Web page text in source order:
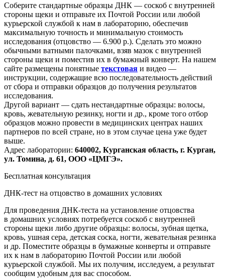
Соберите стандартные образцы ДНК — соскоб с внутренней
стороны щеки и отправьте их Почтой России или любой
курьерской службой к нам в лабораторию, обеспечив
максимальную точность и минимальную стоимость
исследования (отцовство — 6.900 р.). Сделать это можно
обычными ватными палочками, взяв мазок с внутренней
стороны щеки и поместив их в бумажный конверт. На нашем
сайте размещены понятные текстовая и видео —
инструкции, содержащие всю последовательность действий
от сбора и отправки образцов до получения результатов
исследования.
Другой вариант — сдать нестандартные образцы: волосы,
кровь, жевательную резинку, ногти и др., кроме того отбор
образцов можно провести в медицинских центрах наших
партнеров по всей стране, но в этом случае цена уже будет
выше.
Адрес лаборатории: 640002, Курганская область, г. Курган,
ул. Томина, д. 61, ООО «ЦМГЭ».
Бесплатная консультация
ДНК-тест на отцовство в домашних условиях
Для проведения ДНК-теста на установление отцовства
в домашних условиях потребуется соскоб с внутренней
стороны щеки либо другие образцы: волосы, зубная щетка,
кровь, ушная сера, детская соска, ногти, жевательная резинка
и др. Поместите образцы в бумажные конверты и отправьте
их к нам в лабораторию Почтой России или любой
курьерской службой. Мы их получим, исследуем, а результат
сообщим удобным для вас способом.